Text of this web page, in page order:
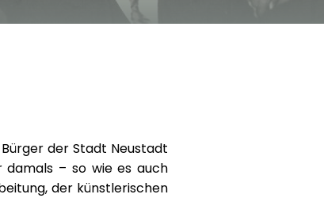
der Stadt Neustadt
damals – so wie es auch
der künstlerischen